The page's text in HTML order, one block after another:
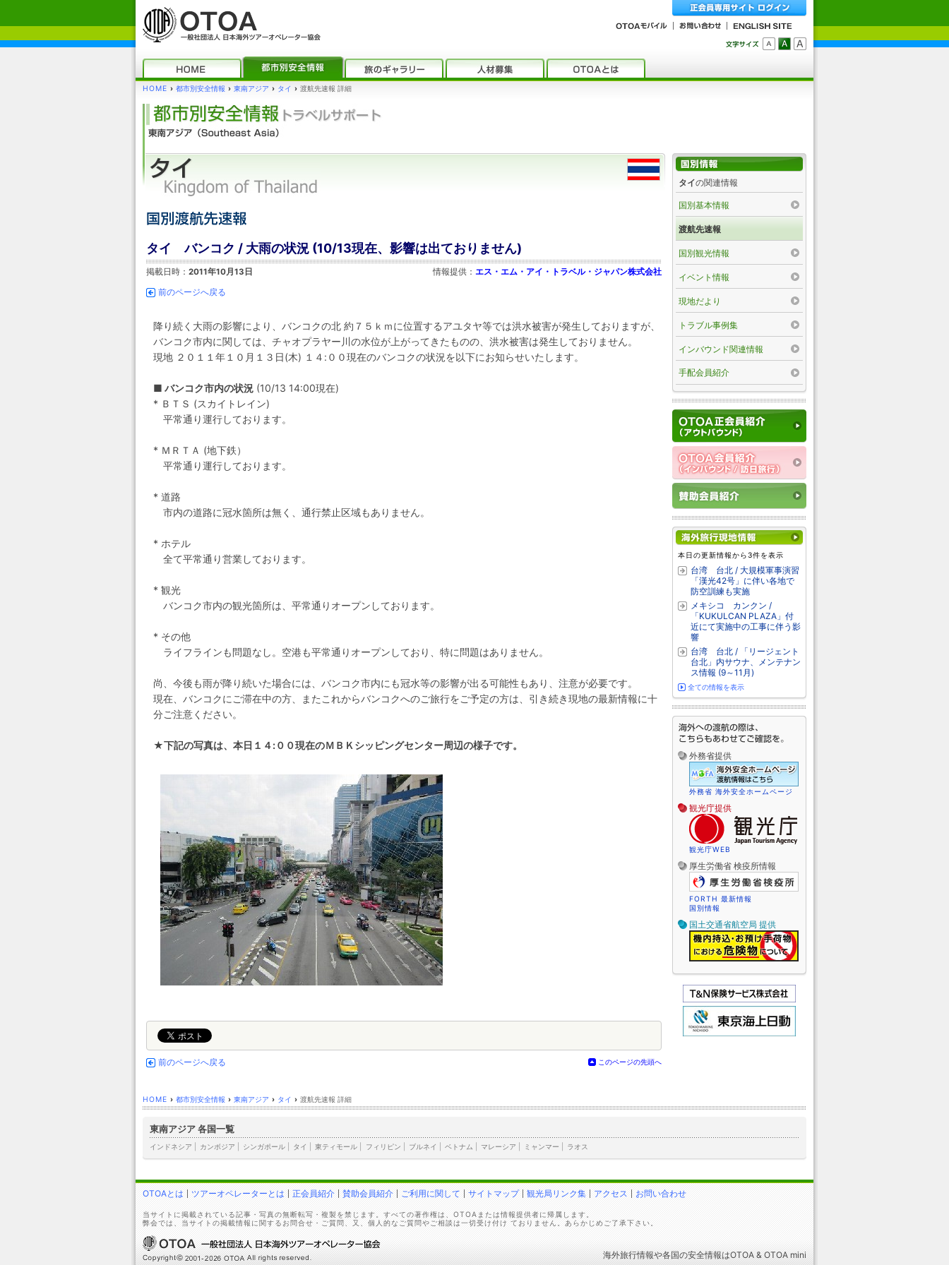
HOME › 都市別安全情報 › 東南アジア › タイ › 渡航先速報 詳細
タイ バンコク / 大雨の状況 (10/13現在、影響は出ておりません)
掲載日時： 2011年10月13日 情報提供： エス・エム・アイ・トラベル・ジャパン株式会社
前のページへ戻る
降り続く大雨の影響により、バンコクの北 約７５ｋｍに位置するアユタヤ等では洪水被害が発生しておりますが、
バンコク市内に関しては、チャオプラヤー川の水位が上がってきたものの、洪水被害は発生しておりません。
現地 ２０１１年１０月１３日(木) １４:００現在のバンコクの状況を以下にお知らせいたします。
■ バンコク市内の状況 (10/13 14:00現在)
* ＢＴＳ (スカイトレイン)
平常通り運行しております。
* ＭＲＴＡ (地下鉄）
平常通り運行しております。
* 道路
市内の道路に冠水箇所は無く、通行禁止区域もありません。
* ホテル
全て平常通り営業しております。
* 観光
バンコク市内の観光箇所は、平常通りオープンしております。
* その他
ライフラインも問題なし。空港も平常通りオープンしており、特に問題はありません。
尚、今後も雨が降り続いた場合には、バンコク市内にも冠水等の影響が出る可能性もあり、注意が必要です。
現在、バンコクにご滞在中の方、またこれからバンコクへのご旅行をご予定の方は、引き続き現地の最新情報に十
分ご注意ください。
★下記の写真は、本日１４:００現在のＭＢＫシッピングセンター周辺の様子です。
前のページへ戻る このページの先頭へ
タイの関連情報
国別基本情報
渡航先速報
国別観光情報
イベント情報
現地だより
トラブル事例集
インバウンド関連情報
手配会員紹介
本日の更新情報から3件を表示
台湾 台北 / 大規模軍事演習
「漢光42号」に伴い各地で
防空訓練も実施
メキシコ カンクン /
「KUKULCAN PLAZA」付
近にて実施中の工事に伴う影
響
台湾 台北 / 「リージェント
台北」内サウナ、メンテナン
ス情報 (9～11月)
全ての情報を表示
外務省提供
外務省 海外安全ホームページ
観光庁提供
観光庁WEB
厚生労働省 検疫所情報
FORTH 最新情報
国別情報
国土交通省航空局 提供
HOME › 都市別安全情報 › 東南アジア › タイ › 渡航先速報 詳細
東南アジア 各国一覧
インドネシア カンボジア シンガポール タイ 東ティモール フィリピン ブルネイ ベトナム マレーシア ミャンマー ラオス
OTOAとは ツアーオペレーターとは 正会員紹介 賛助会員紹介 ご利用に関して サイトマップ 観光局リンク集 アクセス お問い合わせ
当サイトに掲載されている記事・写真の無断転写・複製を禁じます。すべての著作権は、OTOAまたは情報提供者に帰属します。
弊会では、当サイトの掲載情報に関するお問合せ・ご質問、又、個人的なご質問やご相談は一切受け付け ておりません。あらかじめご了承下さい。
海外旅行情報や各国の安全情報はOTOA & OTOA mini